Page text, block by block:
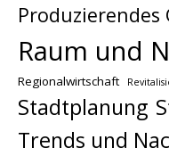
Produzierendes
Raum und
Regionalwirtschaft
Stadtplanung
Trends und